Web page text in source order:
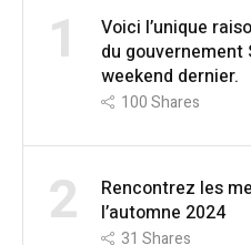
1
Voici l’unique
du gouvernement
weekend dernier.
100Shares
2
Rencontrez les
l’automne 2024
31 Shares